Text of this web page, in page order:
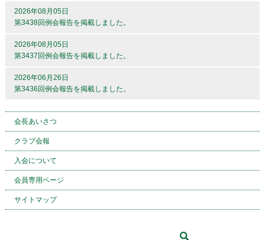
2026年08月05日
第3438回例会報告を掲載しました。
2026年08月05日
第3437回例会報告を掲載しました。
2026年06月26日
第3436回例会報告を掲載しました。
会長あいさつ
クラブ会報
入会について
会員専用ページ
サイトマップ